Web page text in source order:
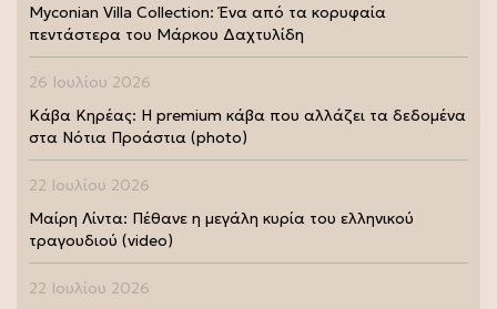
Myconian Villa Collection: Ένα από τα κορυφαία
πεντάστερα του Μάρκου Δαχτυλίδη
26 Ιουλίου 2026
Κάβα Κηρέας: Η premium κάβα που αλλάζει τα δεδομένα
στα Νότια Προάστια (photo)
22 Ιουλίου 2026
Μαίρη Λίντα: Πέθανε η μεγάλη κυρία του ελληνικού
τραγουδιού (video)
22 Ιουλίου 2026